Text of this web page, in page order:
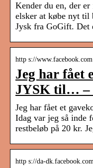
Kender du en, der
elsker at købe nyt til
Jysk fra GoGift. Det
http s://
Jeg har fået
JYSK til… –
Jeg har fået et
Idag var jeg så inde
restbeløb på 20 kr.
http s://da-